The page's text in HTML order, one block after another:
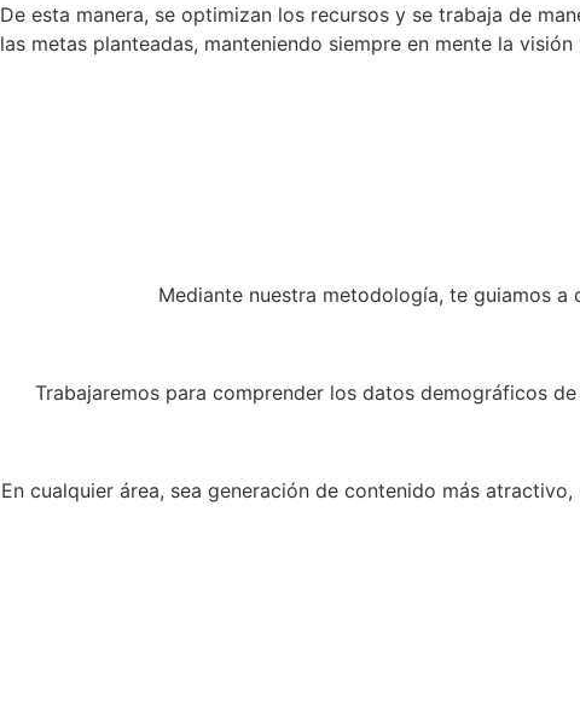
De esta manera, se optimizan los recursos y se trabaja de
las metas planteadas, manteniendo siempre en mente la
Mediante nuestra metodología, te guiamos
Trabajaremos para comprender los datos demográficos
En cualquier área, sea generación de contenido más